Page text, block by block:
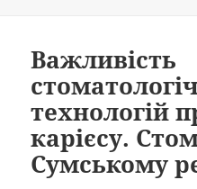
Важливість
технологій
карієсу.
Сумському